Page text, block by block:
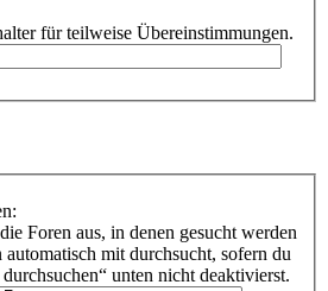
für teilweise Übereinstimmungen.
Foren aus, in denen gesucht werden
mit durchsucht, sofern du
unten nicht deaktivierst.